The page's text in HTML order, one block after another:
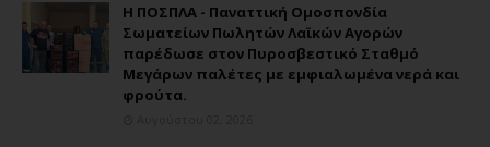
Η ΠΟΣΠΛΑ - Παναττική Ομοσπονδία
Σωματείων Πωλητών Λαϊκών Αγορών
παρέδωσε στον Πυροσβεστικό Σταθμό
Μεγάρων παλέτες με εμφιαλωμένα νερά και
φρούτα.